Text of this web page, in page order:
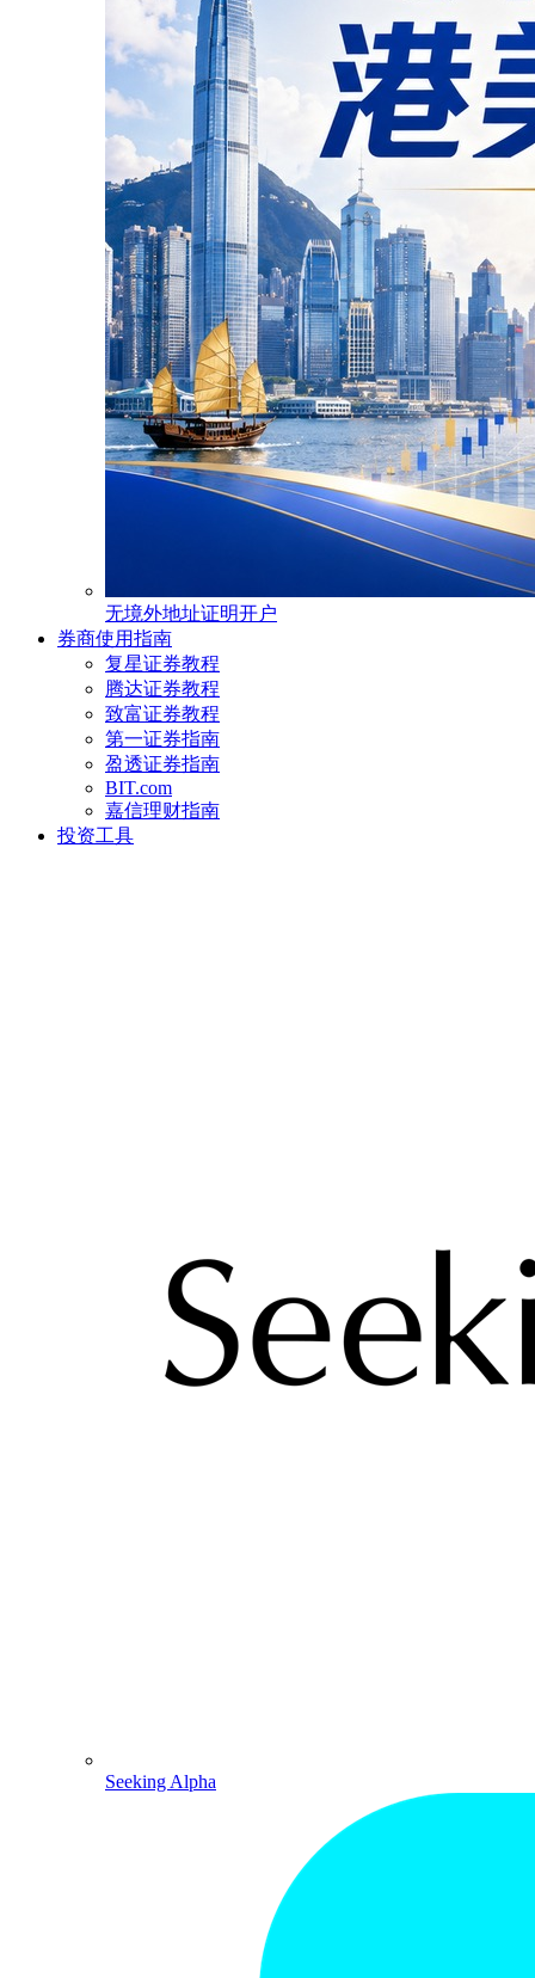
无境外地址证明开户
券商使用指南
复星证券教程
腾达证券教程
致富证券教程
第一证券指南
盈透证券指南
BIT.com
嘉信理财指南
投资工具
Seeking Alpha